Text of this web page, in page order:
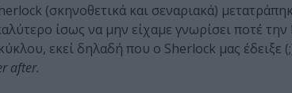
(σκηνοθετικά και σεναριακά)
ίσως να μην είχαμε γνωρίσει ποτέ την
εκεί δηλαδή που ο Sherlock μας έδειξε
after.